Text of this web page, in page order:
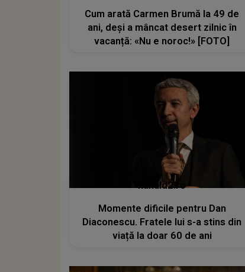
Cum arată Carmen Brumă la 49 de
ani, deși a mâncat desert zilnic în
vacanță: «Nu e noroc!» [FOTO]
kanald2.ro
Momente dificile pentru Dan
Diaconescu. Fratele lui s-a stins din
viață la doar 60 de ani